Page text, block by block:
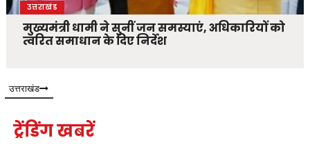
उत्तराखंड
मुख्यमंत्री धामी ने सुनीं जन समस्याएं, अधिकारियों को
त्वरित समाधान के दिए निर्देश
उत्तराखंड
ट्रेंडिंग खबरें